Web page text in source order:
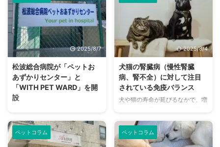
2025/8/7
松波総合病院が「ペットお
あずかりセンター」と
「WITH PET WARD」を開
設
い」——そんな声に応えるべく、
「2025年4月、社会医療法人蘇西
厚生会（岐阜県羽島郡笠松町、理
2025/8/4
犬猫の腎臓病（慢性腎臓
病、腎不全）に対して注目
されている免疫バランス
犬や猫の寿命が延びるなかで、増
病（慢性腎臓病・腎不全）」で
す。特に高齢のペットに多く見ら
れ、進行すると命に関わる重大な
ペットコラム ペットコラム